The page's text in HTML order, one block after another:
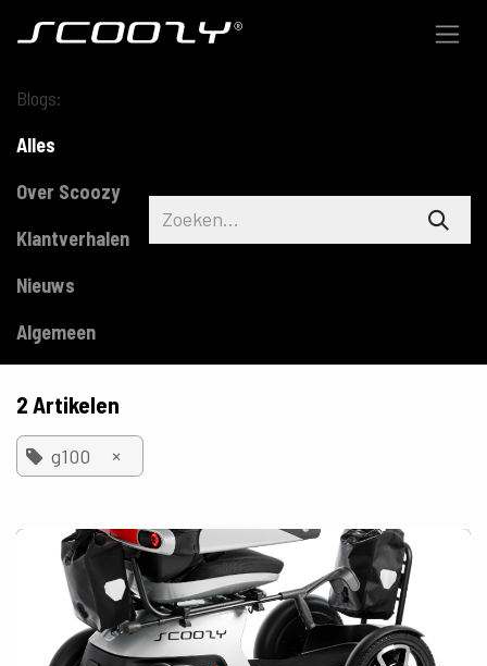
Blogs:
Alles
Over Scoozy
Klantverhalen
Nieuws
Algemeen
2 Artikelen
g100 ×